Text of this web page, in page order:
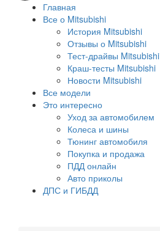
Главная
Все о Mitsubishi
История Mitsubishi
Отзывы о Mitsubishi
Тест-драйвы Mitsubishi
Краш-тесты Mitsubishi
Новости Mitsubishi
Все модели
Это интересно
Уход за автомобилем
Колеса и шины
Тюнинг автомобиля
Покупка и продажа
ПДД онлайн
Авто приколы
ДПС и ГИБДД